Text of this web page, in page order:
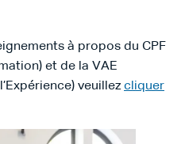
à propos du CPF
et de la VAE
veuillezcliquer